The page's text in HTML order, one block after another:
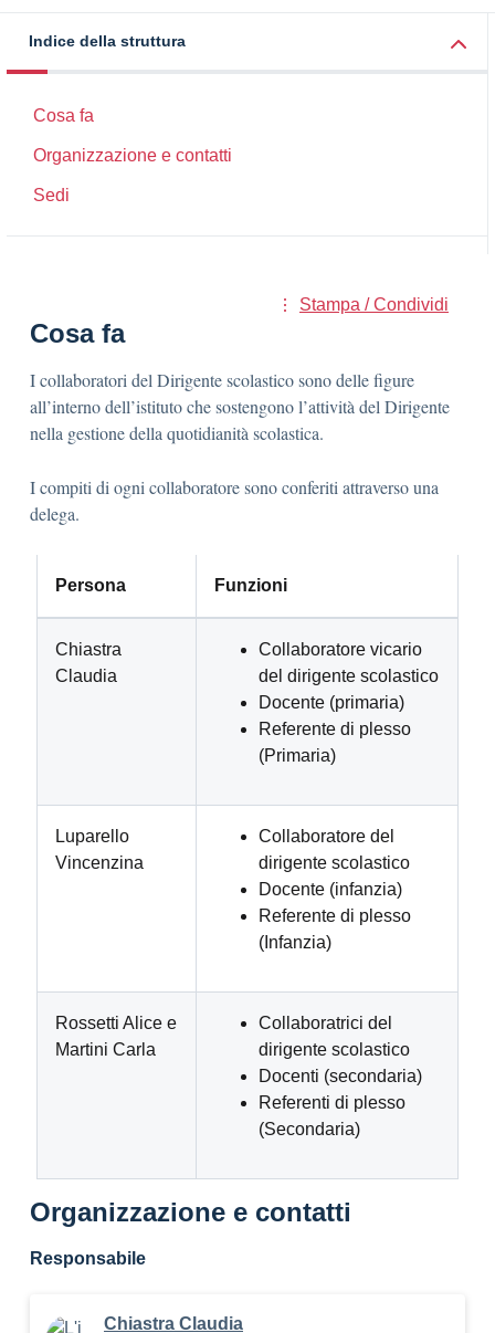
Indice della struttura
Cosa fa
Organizzazione e contatti
Sedi
Stampa / Condividi
Cosa fa
I collaboratori del Dirigente scolastico sono delle figure
all’interno dell’istituto che sostengono l’attività del Dirigente
nella gestione della quotidianità scolastica.
I compiti di ogni collaboratore sono conferiti attraverso una
delega.
Persona Funzioni
Chiastra
Claudia
Collaboratore vicario
del dirigente scolastico
Docente (primaria)
Referente di plesso
(Primaria)
Luparello
Vincenzina
Collaboratore del
dirigente scolastico
Docente (infanzia)
Referente di plesso
(Infanzia)
Rossetti Alice e
Martini Carla
Collaboratrici del
dirigente scolastico
Docenti (secondaria)
Referenti di plesso
(Secondaria)
Organizzazione e contatti
Responsabile
Chiastra Claudia